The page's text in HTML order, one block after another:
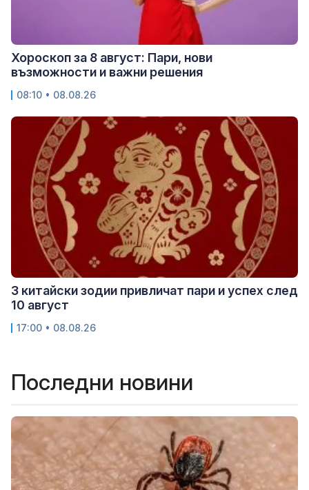
Хороскоп за 8 август: Пари, нови
възможности и важни решения
08:10 • 08.08.26
3 китайски зодии привличат пари и успех след
10 август
17:00 • 08.08.26
Последни новини